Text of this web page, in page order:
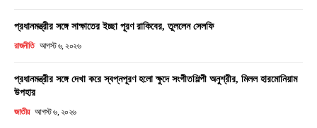
প্রধানমন্ত্রীর সঙ্গে সাক্ষাতের ইচ্ছা পূরণ রাকিবের, তুললেন সেলফি
রাজনীতি আগস্ট ৬, ২০২৬
প্রধানমন্ত্রীর সঙ্গে দেখা করে স্বপ্নপূরণ হলো ক্ষুদে সংগীতশিল্পী অনুশ্রীর, মিলল হারমোনিয়াম
উপহার
জাতীয় আগস্ট ৬, ২০২৬